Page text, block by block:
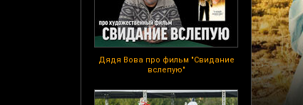
Дядя Вова про фильм "Свидание
вслепую"